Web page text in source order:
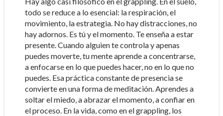
todo se reduce a lo esencial: la respiración, el
movimiento, la estrategia. No hay distracciones, no
hay adornos. Es tú y el momento. Te enseña a estar
presente. Cuando alguien te controla y apenas
puedes moverte, tu mente aprende a concentrarse,
a enfocarse en lo que puedes hacer, no en lo que no
puedes. Esa práctica constante de presencia se
convierte en una forma de meditación. Aprendes a
soltar el miedo, a abrazar el momento, a confiar en
el proceso. En la vida, como en el grappling, los